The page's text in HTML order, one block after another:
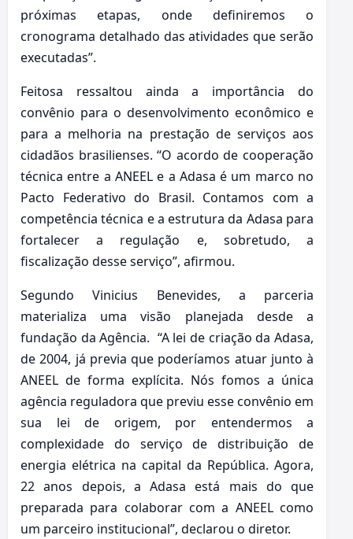
próximas etapas, onde definiremos o
cronograma detalhado das atividades que serão
executadas”.
Feitosa ressaltou ainda a importância do
convênio para o desenvolvimento econômico e
para a melhoria na prestação de serviços aos
cidadãos brasilienses. “O acordo de cooperação
técnica entre a ANEEL e a Adasa é um marco no
Pacto Federativo do Brasil. Contamos com a
competência técnica e a estrutura da Adasa para
fortalecer a regulação e, sobretudo, a
fiscalização desse serviço”, afirmou.
Segundo Vinicius Benevides, a parceria
materializa uma visão planejada desde a
fundação da Agência. “A lei de criação da Adasa,
de 2004, já previa que poderíamos atuar junto à
ANEEL de forma explícita. Nós fomos a única
agência reguladora que previu esse convênio em
sua lei de origem, por entendermos a
complexidade do serviço de distribuição de
energia elétrica na capital da República. Agora,
22 anos depois, a Adasa está mais do que
preparada para colaborar com a ANEEL como
um parceiro institucional”, declarou o diretor.